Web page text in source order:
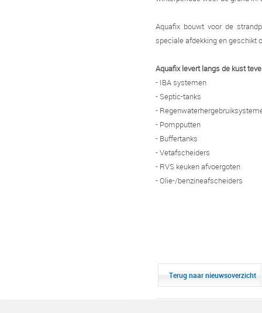
Aquafix bouwt voor de
speciale afdekking en geschikt
Aquafix levert langs de kust
- IBA systemen
- Septic-tanks
-
- Pompputten
- Buffertanks
- Vetafscheiders
- RVS keuken afvoergoten
- Olie-/benzineafscheiders
Terug naar nieuwsoverzicht